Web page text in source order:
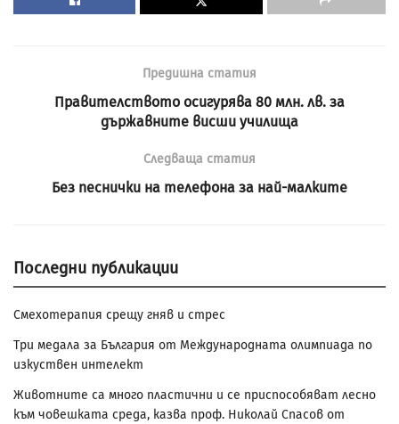
Предишна статия
Правителството осигурява 80 млн. лв. за
държавните висши училища
Следваща статия
Без песнички на телефона за най-малките
Последни публикации
Смехотерапия срещу гняв и стрес
Три медала за България от Международната олимпиада по
изкуствен интелект
Животните са много пластични и се приспособяват лесно
към човешката среда, казва проф. Николай Спасов от